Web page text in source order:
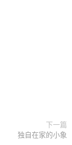
下一篇
独自在家的小象